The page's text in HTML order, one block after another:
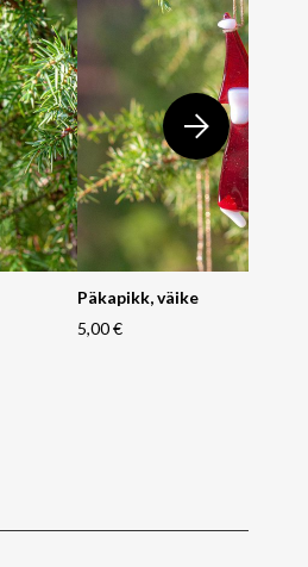
Päkapikk, väike
5,00 €